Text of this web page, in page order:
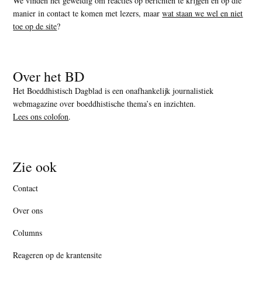
manier in contact te komen met lezers, maarwat staan we wel en niet
toe op de site?
Over het BD
Het Boeddhistisch Dagblad is een onafhankelijk journalistiek
webmagazine over boeddhistische thema’s en inzichten.
Lees ons colofon.
Zie ook
Contact
Over ons
Columns
Reageren op de krantensite